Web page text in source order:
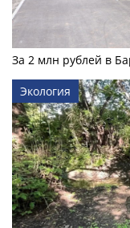
За 2 млн рублей в
Экология